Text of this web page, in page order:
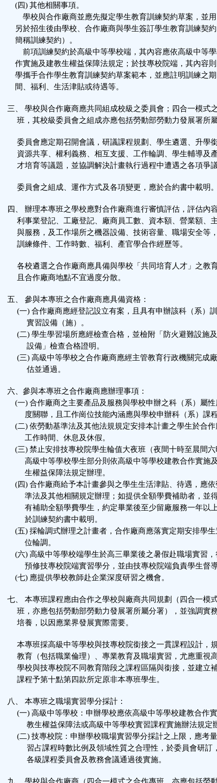
(四) 其他相關事項。
學校與合作廠商並應先擬定學生教育訓練契約草案，並用
另於招生後由學校、合作廠商與學生簽訂學生教育訓練契
簡稱訓練契約）。
前項訓練契約於高級中等學校端，其內容應依高級中等學
作實施及建教生權益保障法規定；於技專校院端，其內容
學攜手合作學生教育訓練契約草案範本，並應註明訓練之
間、福利、生活津貼或待遇等。
三、 學校與合作廠商應共同組成校級之委員會；四合一模式
班，其校級委員會之組成亦應包括勞動部勞動力發展署所
委員會應定期召開會議，研議課程規劃、學生遴選、升學
資源共享、權利義務、相互支援、工作輪調、學生輔導及
才培育等議題，並協調解決計畫執行過程中遭遇之各項爭
委員會之組成、運作方式及各項變更，應於合約書中載明
四、 辦理本專班之學校應對合作廠商進行審慎評估，評估內
利事業登記、工廠登記、廠商員工數、資本額、營業額、
與服務，及工作場所之機器設備、技術容量、職場安全等
訓練條件、工作時數、福利、產官學合作經歷等。
各校遴選之合作廠商應具備與學校「共同培育人才」之教
且合作廠商地點不宜過度分散。
五、 參與本專班之合作廠商應具備資格：
(一) 合作廠商應經登記設立有案，且具有申辦該科（系）
實習設備（施）。
(二) 學生學習場所應經檢查合格，並檢附「防火避難設施
設備」檢查合格證明。
(三) 高級中等學校之合作廠商應經主管教育行政機關完成
估並通過。
六、參與本專班之合作廠商應辦理事項：
(一) 合作廠商之主要產品及服務與學校申辦之科（系）屬性
度關聯，且工作崗位技能內涵應與學校申辦科（系）課
(二) 依勞動基準法及其他法規規定安排本計畫之學生於合作
工作時間、休息及休假。
(三) 禁止安排技專校院學生輪值大夜班（夜間十時至晨間六
高級中等學校學生部分則依高級中等學校建教合作實施
生權益保障法規定辦理。
(四) 合作廠商給予本計畫參與之學生生活津貼、待遇，應依
準法及其他相關規定辦理；如提供全額學費補助者，並
有補助全額學費學生，約定畢業後至少留廠服務一年以
於訓練契約書中載明。
(五) 採輪調式辦理之計畫者，合作廠商應落實定期安排學生
位輪調。
(六) 高級中等學校端學生於高三畢業後之暑假赴職場實習，
預修技專校院端實習學分，並由技專校院端負責學生督
(七) 應提供學校教師赴企業深度研習之機會。
七、 本專班課程應由合作之學校與廠商共同規劃（四合一模
班，亦應包括勞動部勞動力發展署所屬分署），並強調實
培養，以因應業界發展實際需要。
本專班採高級中等學校與技專校院銜接之一貫課程設計，
教育（包括職業倫理）、專業教育及職場實習，尤應重視
學校與技專校院不同教育階段之課程區隔與銜接，並建立
課程予第十點第四款所定原非本專班學生。
八、 本專班之職場實習學分採計：
(一) 高級中等學校：申辦學校應依高級中等學校建教合作
教生權益保障法或高級中等學校實習課程實施辦法規定
(二) 技專校院：申辦學校職場實習學分採計之上限，應考
習占課程時數比例及領域性質之合理性，於委員會研訂
各級課程委員會及教務會議通過後實施。